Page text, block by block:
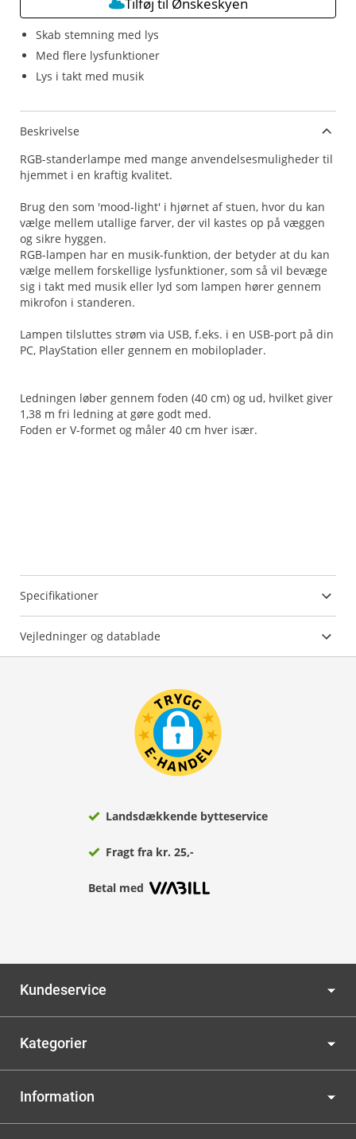
Skab stemning med lys
Med flere lysfunktioner
Lys i takt med musik
Beskrivelse
RGB-standerlampe med mange anvendelsesmuligheder til
hjemmet i en kraftig kvalitet.
Brug den som 'mood-light' i hjørnet af stuen, hvor du kan
vælge mellem utallige farver, der vil kastes op på væggen
og sikre hyggen.
RGB-lampen har en musik-funktion, der betyder at du kan
vælge mellem forskellige lysfunktioner, som så vil bevæge
sig i takt med musik eller lyd som lampen hører gennem
mikrofon i standeren.
Lampen tilsluttes strøm via USB, f.eks. i en USB-port på din
PC, PlayStation eller gennem en mobiloplader.
Ledningen løber gennem foden (40 cm) og ud, hvilket giver
1,38 m fri ledning at gøre godt med.
Foden er V-formet og måler 40 cm hver især.
Specifikationer
Vejledninger og datablade
Landsdækkende bytteservice
Fragt fra kr. 25,-
Betal med
Kundeservice
Kategorier
Information